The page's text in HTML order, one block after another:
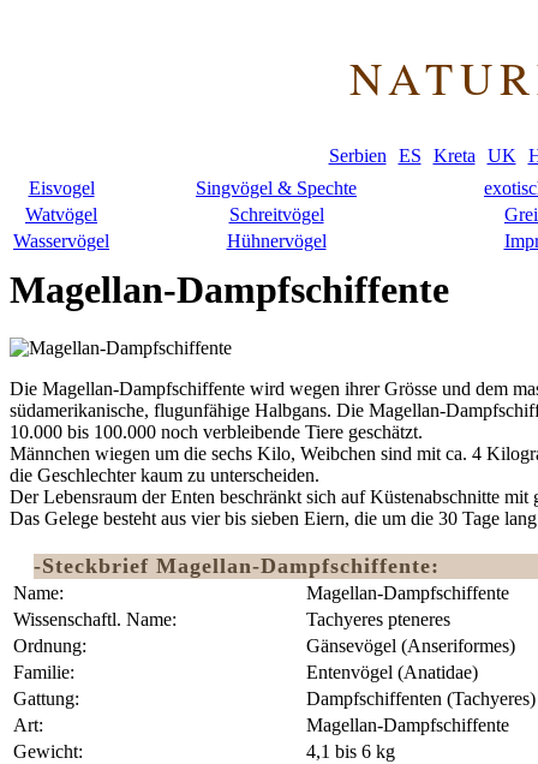
Serbien ES Kreta UK
Eisvogel
Singvögel & Spechte
Watvögel
Schreitvögel
Wasservögel
Hühnervögel
Magellan-Dampfschiffente
Die Magellan-Dampfschiffente wird wegen ihrer Grösse und dem
südamerikanische, flugunfähige Halbgans. Die Magellan-
10.000 bis 100.000 noch verbleibende Tiere geschätzt.
Männchen wiegen um die sechs Kilo, Weibchen sind mit ca. 4
die Geschlechter kaum zu unterscheiden.
Der Lebensraum der Enten beschränkt sich auf Küstenabschnitte mit
Das Gelege besteht aus vier bis sieben Eiern, die um die 30 Tage
-Steckbrief Magellan-Dampfschiffente:
Name:
Magellan-Dampfschiffente
Wissenschaftl. Name:
Tachyeres pteneres
Ordnung:
‎Gänsevögel (Anseriformes)
Familie:
Entenvögel (Anatidae)
Gattung:
Dampfschiffenten (Tachyeres)
Art:
Magellan-Dampfschiffente
Gewicht:
4,1 bis 6 kg